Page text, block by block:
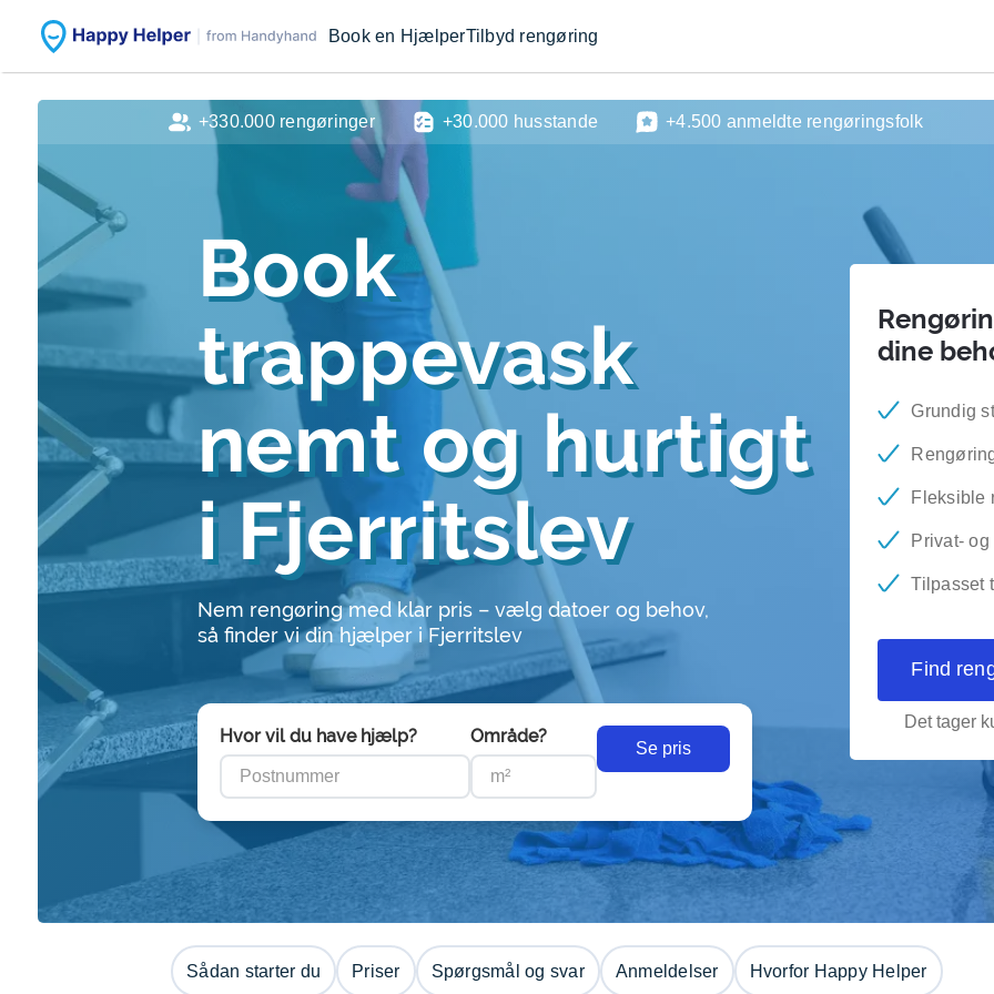
Book en HjælperTilbyd rengøring
Book
trappevask
nemt og hurtigt
i Fjerritslev
Nem rengøring med klar pris – vælg datoer og behov,
så finder vi din hjælper i Fjerritslev
Hvor vil du have hjælp? Område?
Se pris
dine
Grundig
Fleksible
Privat-
Tilpasset
Find
Det tager
+330.000 rengøringer +30.000 husstande +4.500 anmeldte rengøringsfolk
Sådan starter du Priser Spørgsmål og svar Anmeldelser Hvorfor Happy Helper